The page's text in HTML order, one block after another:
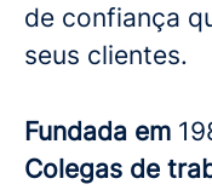
de confiança
seus clientes.
Fundada em
Colegas de